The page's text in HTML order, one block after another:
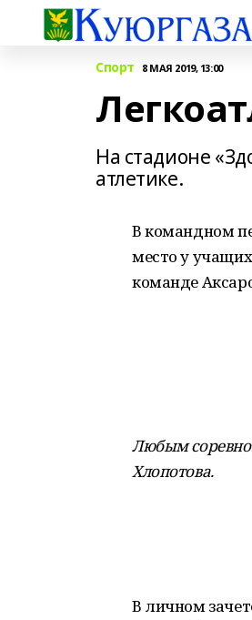
Спорт 8 МАЯ 2019, 13:00
На стадионе
атлетике.
В командном
место у
команде
Любым
Хлопотова.
В личном